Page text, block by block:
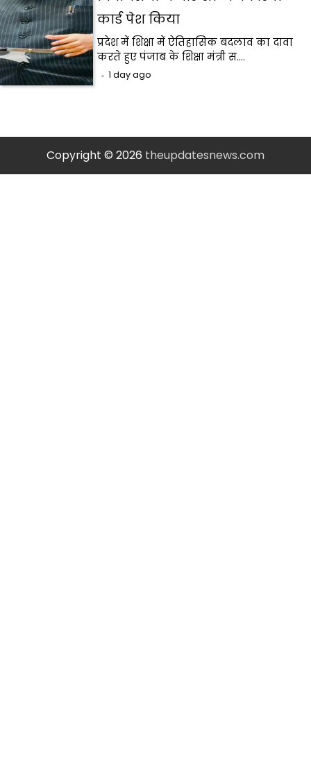
कार्ड पेश किया
प्रदेश में शिक्षा में ऐतिहासिक बदलाव का दावा
करते हुए पंजाब के शिक्षा मंत्री स.…
1 day ago
Copyright © 2026 theupdatesnews.com